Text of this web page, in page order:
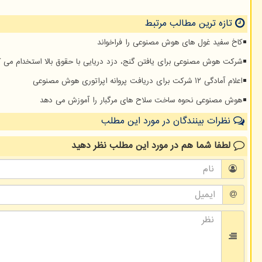
تازه ترین مطالب مرتبط
کاخ سفید غول های هوش مصنوعی را فراخواند
شرکت هوش مصنوعی برای یافتن گنج، دزد دریایی با حقوق بالا استخدام می
اعلام آمادگی ۱۲ شرکت برای دریافت پروانه اپراتوری هوش مصنوعی
هوش مصنوعی نحوه ساخت سلاح های مرگبار را آموزش می دهد
نظرات بینندگان در مورد این مطلب
لطفا شما همدر مورد این مطلبنظر دهید